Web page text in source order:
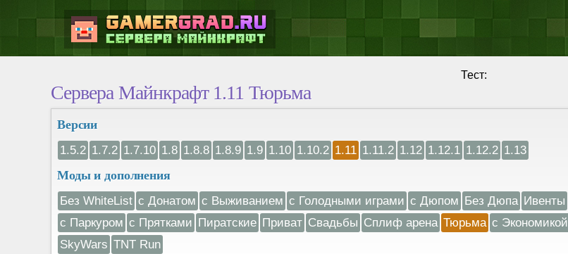
Тест:
Сервера Майнкрафт 1.11 Тюрьма
Версии
1.5.2 1.7.2 1.7.10 1.8 1.8.8 1.8.9 1.9 1.10 1.10.2 1.11 1.11.2 1.12 1.12.1 1.12.2 1.13
Моды и дополнения
Без WhiteList с Донатом с Выживанием с Голодными играми с Дюпом Без Дюпа Ивенты
с Паркуром с Прятками Пиратские Приват Свадьбы Сплиф арена Тюрьма с Экономикой
SkyWars TNT Run